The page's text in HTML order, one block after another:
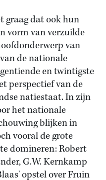
graag dat ook hun
vorm van verzuilde
van
de nationale
en twintigste
perspectief van de
natiestaat. In zijn
het nationale
blijken in
vooral de grote
domineren: Robert
G.W. Kernkamp
opstel over Fruin